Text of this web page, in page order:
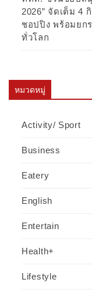
2026” จัดเต็ม 4
ชอปปิง พร้อมยก
ทั่วโลก
หมวดหมู่
Activity/ Sport
Business
Eatery
English
Entertain
Health+
Lifestyle